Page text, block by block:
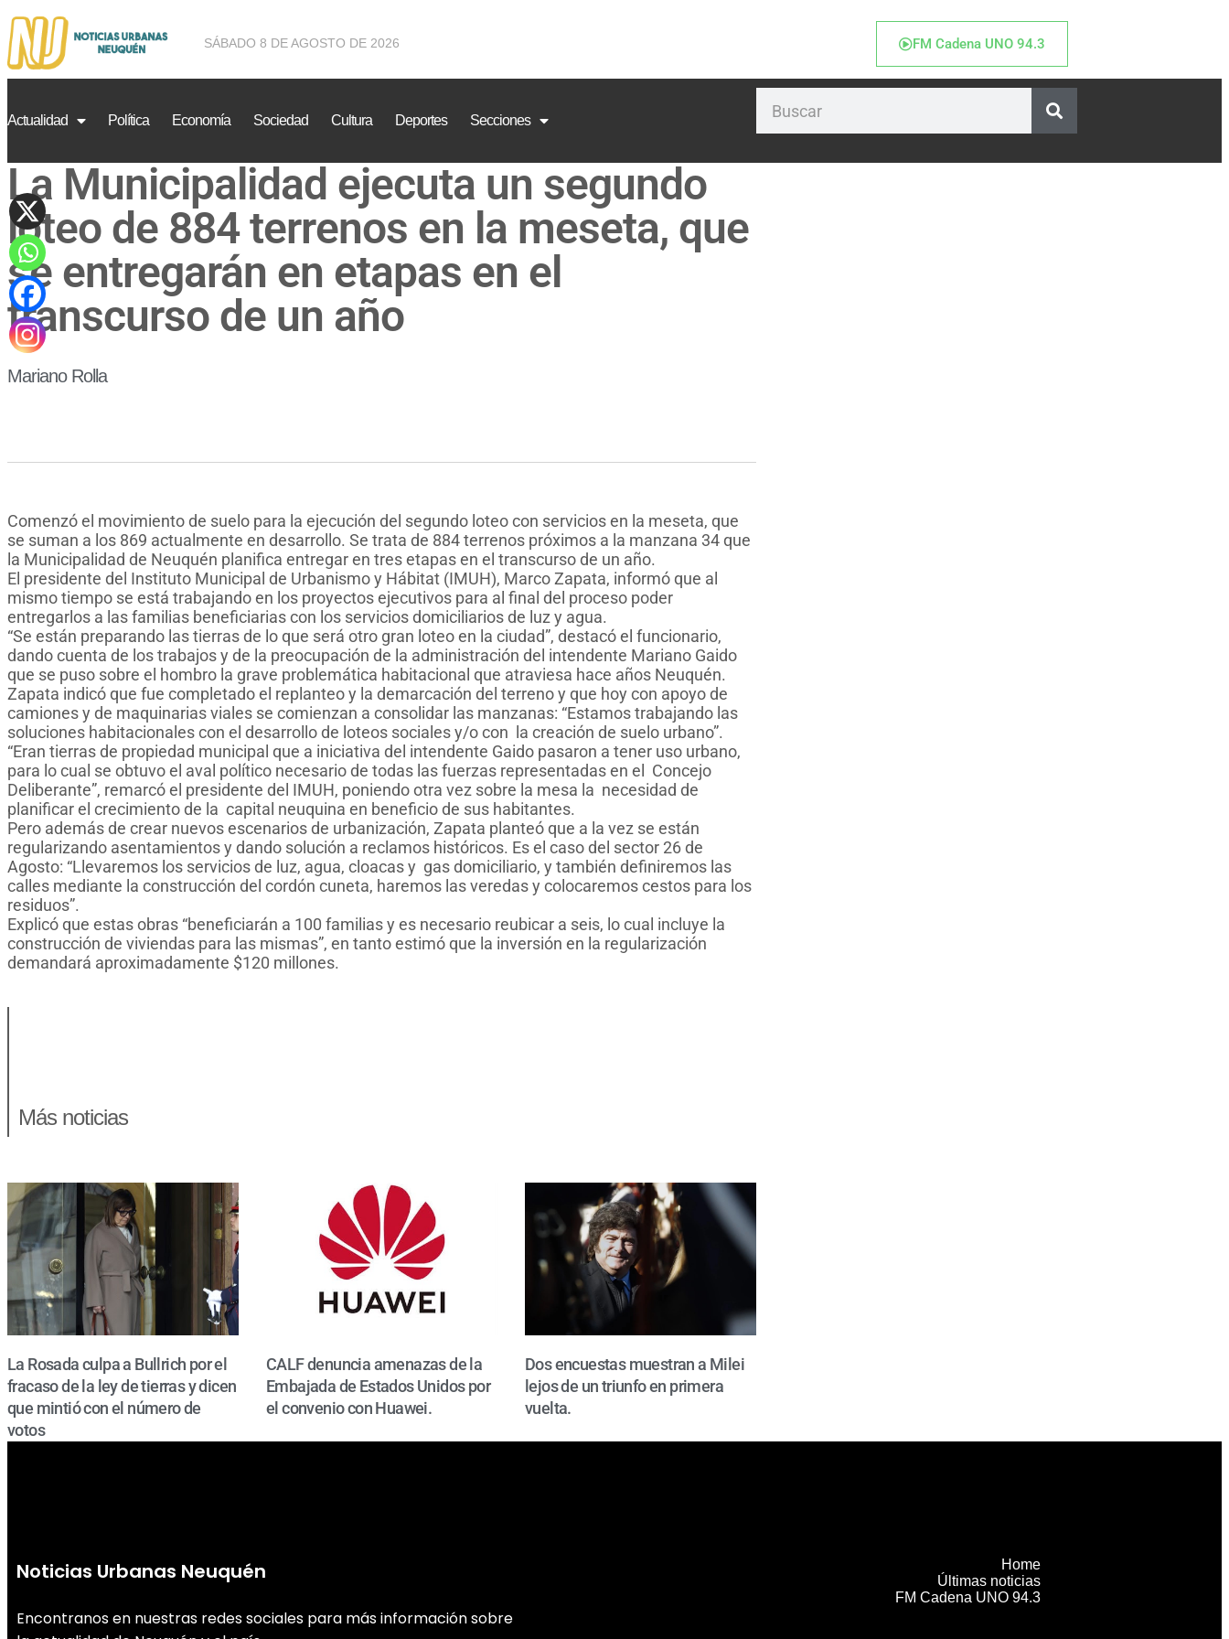
SÁBADO 8 DE AGOSTO DE 2026 FM Cadena UNO 94.3
Actualidad Política Economía Sociedad Cultura Deportes Secciones
La Municipalidad ejecuta un segundo
loteo de 884 terrenos en la meseta, que
se entregarán en etapas en el
transcurso de un año
Mariano Rolla
Comenzó el movimiento de suelo para la ejecución del segundo loteo con servicios en la meseta, que
se suman a los 869 actualmente en desarrollo. Se trata de 884 terrenos próximos a la manzana 34 que
la Municipalidad de Neuquén planifica entregar en tres etapas en el transcurso de un año.
El presidente del Instituto Municipal de Urbanismo y Hábitat (IMUH), Marco Zapata, informó que al
mismo tiempo se está trabajando en los proyectos ejecutivos para al final del proceso poder
entregarlos a las familias beneficiarias con los servicios domiciliarios de luz y agua.
“Se están preparando las tierras de lo que será otro gran loteo en la ciudad”, destacó el funcionario,
dando cuenta de los trabajos y de la preocupación de la administración del intendente Mariano Gaido
que se puso sobre el hombro la grave problemática habitacional que atraviesa hace años Neuquén.
Zapata indicó que fue completado el replanteo y la demarcación del terreno y que hoy con apoyo de
camiones y de maquinarias viales se comienzan a consolidar las manzanas: “Estamos trabajando las
soluciones habitacionales con el desarrollo de loteos sociales y/o con la creación de suelo urbano”.
“Eran tierras de propiedad municipal que a iniciativa del intendente Gaido pasaron a tener uso urbano,
para lo cual se obtuvo el aval político necesario de todas las fuerzas representadas en el Concejo
Deliberante”, remarcó el presidente del IMUH, poniendo otra vez sobre la mesa la necesidad de
planificar el crecimiento de la capital neuquina en beneficio de sus habitantes.
Pero además de crear nuevos escenarios de urbanización, Zapata planteó que a la vez se están
regularizando asentamientos y dando solución a reclamos históricos. Es el caso del sector 26 de
Agosto: “Llevaremos los servicios de luz, agua, cloacas y gas domiciliario, y también definiremos las
calles mediante la construcción del cordón cuneta, haremos las veredas y colocaremos cestos para los
residuos”.
Explicó que estas obras “beneficiarán a 100 familias y es necesario reubicar a seis, lo cual incluye la
construcción de viviendas para las mismas”, en tanto estimó que la inversión en la regularización
demandará aproximadamente $120 millones.
Más noticias
La Rosada culpa a Bullrich por el
fracaso de la ley de tierras y dicen
que mintió con el número de
votos
CALF denuncia amenazas de la
Embajada de Estados Unidos por
el convenio con Huawei.
Dos encuestas muestran a Milei
lejos de un triunfo en primera
vuelta.
Noticias Urbanas Neuquén
Encontranos en nuestras redes sociales para más información sobre
Home
Últimas noticias
FM Cadena UNO 94.3